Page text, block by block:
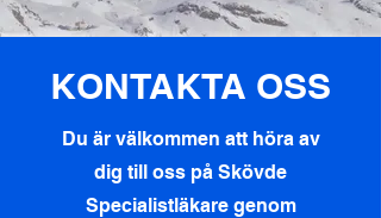
KONTAKTA OSS
Du är välkommen att höra av
dig till oss på Skövde
Specialistläkare genom